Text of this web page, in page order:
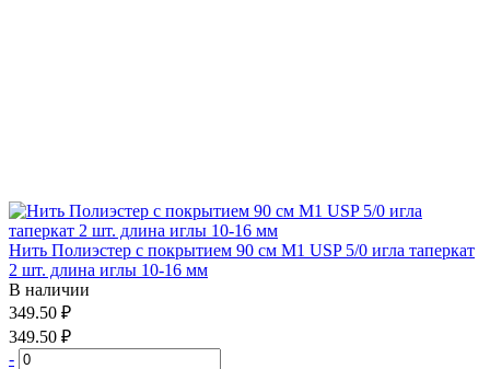
Нить Полиэстер с покрытием 90 см М1 USP 5/0 игла таперкат
2 шт. длина иглы 10-16 мм
В наличии
349.50 ₽
349.50 ₽
-